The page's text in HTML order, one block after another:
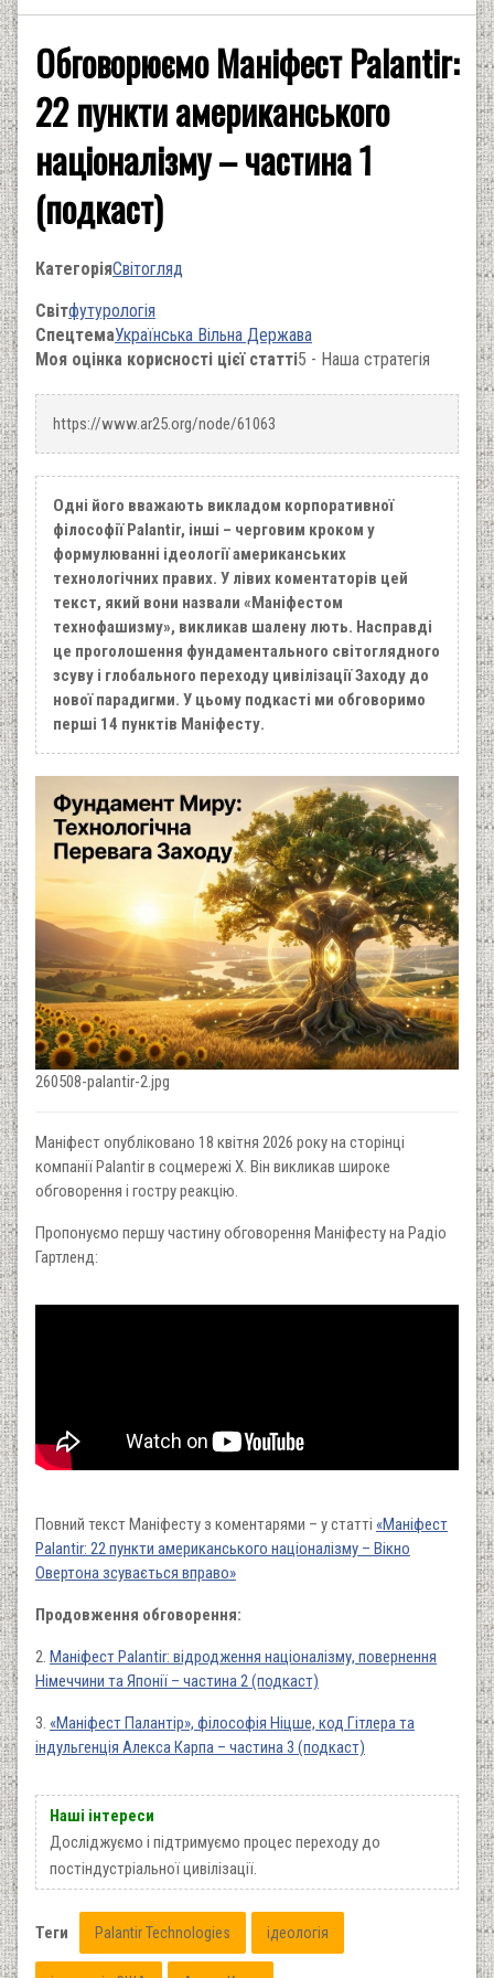
Обговорюємо Маніфест Palantir:
22 пункти американського
націоналізму – частина 1
(подкаст)
КатегоріяСвітогляд
Світфутурологія
СпецтемаУкраїнська Вільна Держава
Моя оцінка корисності цієї статті5 - Наша стратегія
https://www.ar25.org/node/61063
Одні його вважають викладом корпоративної
філософії Palantir, інші – черговим кроком у
формулюванні ідеології американських
технологічних правих. У лівих коментаторів цей
текст, який вони назвали «Маніфестом
технофашизму», викликав шалену лють. Насправді
це проголошення фундаментального світоглядного
зсуву і глобального переходу цивілізації Заходу до
нової парадигми. У цьому подкасті ми обговоримо
перші 14 пунктів Маніфесту.
260508-palantir-2.jpg
Маніфест опубліковано 18 квітня 2026 року на сторінці
компанії Palantir в соцмережі Х. Він викликав широке
обговорення і гостру реакцію.
Пропонуємо першу частину обговорення Маніфесту на Радіо
Гартленд:
Повний текст Маніфесту з коментарями – у статті «Маніфест
Palantir: 22 пункти американського націоналізму – Вікно
Овертона зсувається вправо»
Продовження обговорення:
2. Маніфест Palantir: відродження націоналізму, повернення
Німеччини та Японії – частина 2 (подкаст)
3. «Маніфест Палантір», філософія Ніцше, код Гітлера та
індульгенція Алекса Карпа – частина 3 (подкаст)
Наші інтереси
Досліджуємо і підтримуємо процес переходу до
постіндустріальної цивілізації.
Теги Palantir Technologies ідеологія